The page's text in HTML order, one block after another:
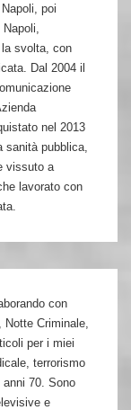
poi
svolta, con
Dal 2004 il
nel 2013
sanità pubblica,
vissuto a
lavorato con
con
Criminale,
per i miei
terrorismo
70. Sono
e